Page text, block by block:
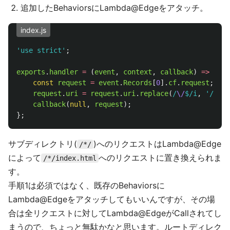
追加したBehaviorsにLambda@Edgeをアタッチ。
index.js
' use strict ' ;
exports . handler = (event , context , callback) =>
const
request = event . Records [0]. cf. request ;
request . uri = request . uri . replace( /\/$/i , ' /
callback(null , request);
};
サブディレクトリ( /*/ )へのリクエストはLambda@Edge
によって /*/index.html へのリクエストに置き換えられま
す。
手順1は必須ではなく、既存のBehaviorsに
Lambda@Edgeをアタッチしてもいいんですが、その場
合は全リクエストに対してLambda@EdgeがCallされてし
まうので、ちょっと無駄かなと思います。ルートディレク